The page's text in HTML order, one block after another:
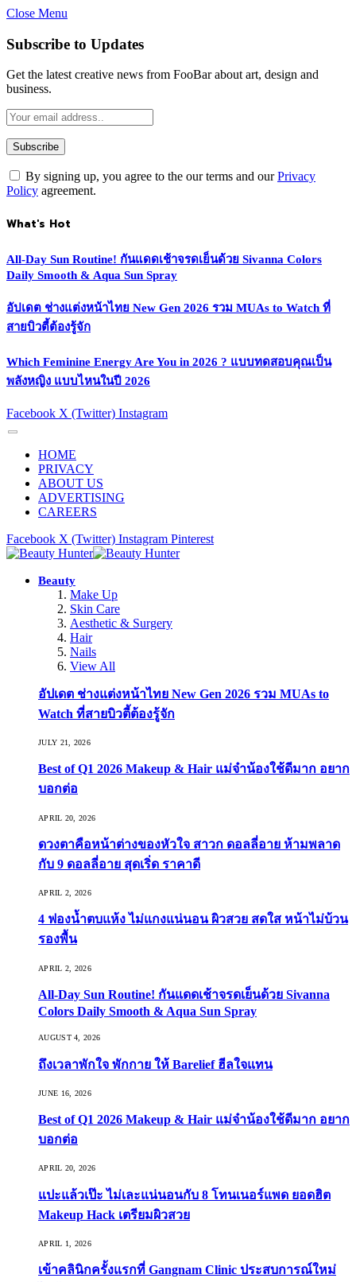
Close Menu
Subscribe to Updates
Get the latest creative news from FooBar about art, design and
business.
By signing up, you agree to the our terms and ourPrivacy
Policy agreement.
What's Hot
All-Day Sun Routine! กันแดดเช้าจรดเย็นด้วย Sivanna Colors
Daily Smooth & Aqua Sun Spray
อัปเดต ช่างแต่งหน้าไทย New Gen 2026 รวม MUAs to Watch ที่
สายบิวตี้ต้องรู้จัก
Which Feminine Energy Are You in 2026 ? แบบทดสอบคุณเป็น
พลังหญิง แบบไหนในปี 2026
Facebook X (Twitter) Instagram
HOME
PRIVACY
ABOUT US
ADVERTISING
CAREERS
Facebook X (Twitter) Instagram Pinterest
Beauty
Make Up
Skin Care
Aesthetic & Surgery
Hair
Nails
View All
อัปเดต ช่างแต่งหน้าไทย New Gen 2026 รวม MUAs to
Watch ที่สายบิวตี้ต้องรู้จัก
JULY 21, 2026
Best of Q1 2026 Makeup & Hair แม่จ๋าน้องใช้ดีมาก อยาก
บอกต่อ
APRIL 20, 2026
ดวงตาคือหน้าต่างของหัวใจ สาวก ดอลลี่อาย ห้ามพลาด
กับ 9 ดอลลี่อาย สุดเริ่ด ราคาดี
APRIL 2, 2026
4 ฟองน้ำตบแห้ง ไม่แกงแน่นอน ผิวสวย สดใส หน้าไม่บ้วน
รองพื้น
APRIL 2, 2026
All-Day Sun Routine! กันแดดเช้าจรดเย็นด้วย Sivanna
Colors Daily Smooth & Aqua Sun Spray
AUGUST 4, 2026
ถึงเวลาพักใจ พักกาย ให้ Barelief ฮีลใจแทน
JUNE 16, 2026
Best of Q1 2026 Makeup & Hair แม่จ๋าน้องใช้ดีมาก อยาก
บอกต่อ
APRIL 20, 2026
แปะแล้วเป๊ะ ไม่เละแน่นอนกับ 8 โทนเนอร์แพด ยอดฮิต
Makeup Hack เตรียมผิวสวย
APRIL 1, 2026
เข้าคลินิกครั้งแรกที่ Gangnam Clinic ประสบการณ์ใหม่